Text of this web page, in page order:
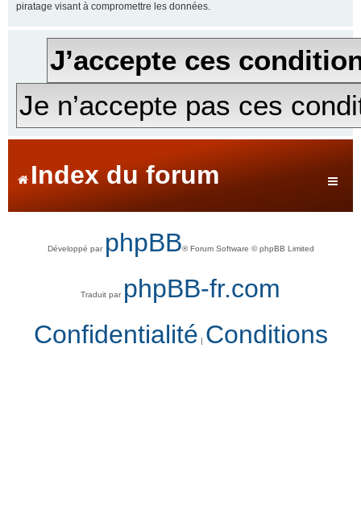
piratage visant à compromettre les données.
Index du forum
Développé par phpBB® Forum Software © phpBB Limited
Traduit par phpBB-fr.com
Confidentialité | Conditions